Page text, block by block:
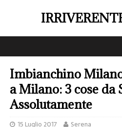
Imbianchino
a Milano: 3 cose da
Assolutamente
15 Luglio 2017 Serena